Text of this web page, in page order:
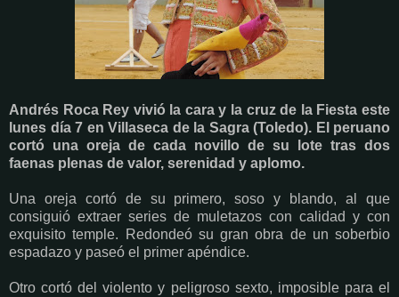
Andrés Roca Rey vivió la cara y la cruz de la Fiesta este
lunes día 7 en Villaseca de la Sagra (Toledo). El peruano
cortó una oreja de cada novillo de su lote tras dos
faenas plenas de valor, serenidad y aplomo.
Una oreja cortó de su primero, soso y blando, al que
consiguió extraer series de muletazos con calidad y con
exquisito temple. Redondeó su gran obra de un soberbio
espadazo y paseó el primer apéndice.
Otro cortó del violento y peligroso sexto, imposible para el